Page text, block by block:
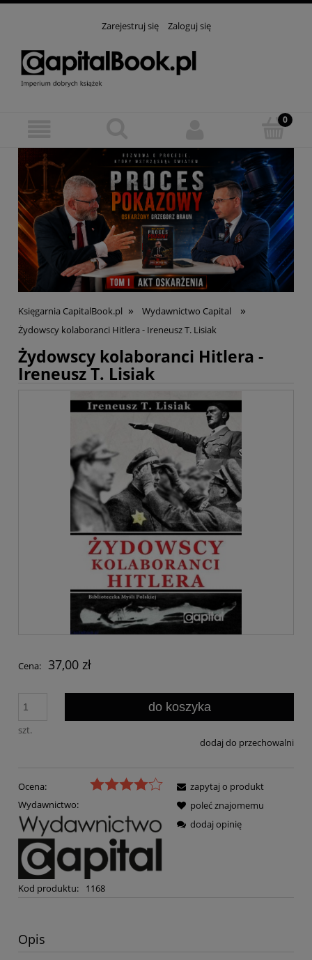
Zarejestruj się Zaloguj się
Księgarnia CapitalBook.pl » Wydawnictwo Capital »
Żydowscy kolaboranci Hitlera - Ireneusz T. Lisiak
Żydowscy kolaboranci Hitlera -
Ireneusz T. Lisiak
Cena: 37,00 zł
szt.
do koszyka
dodaj do przechowalni
Ocena:
Wydawnictwo:
Kod produktu: 1168
zapytaj o produkt
poleć znajomemu
dodaj opinię
Opis